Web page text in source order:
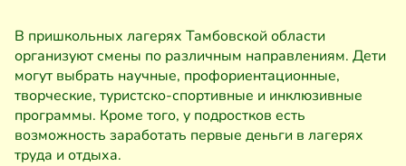
В пришкольных лагерях Тамбовской области
организуют смены по различным направлениям. Дети
могут выбрать научные, профориентационные,
творческие, туристско-спортивные и инклюзивные
программы. Кроме того, у подростков есть
возможность заработать первые деньги в лагерях
труда и отдыха.